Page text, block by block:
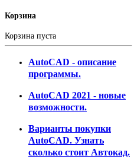
Корзина
Корзина пуста
AutoCAD - описание
программы.
AutoCAD 2021 - новые
возможности.
Варианты покупки
AutoCAD. Узнать
сколько стоит Автокад.